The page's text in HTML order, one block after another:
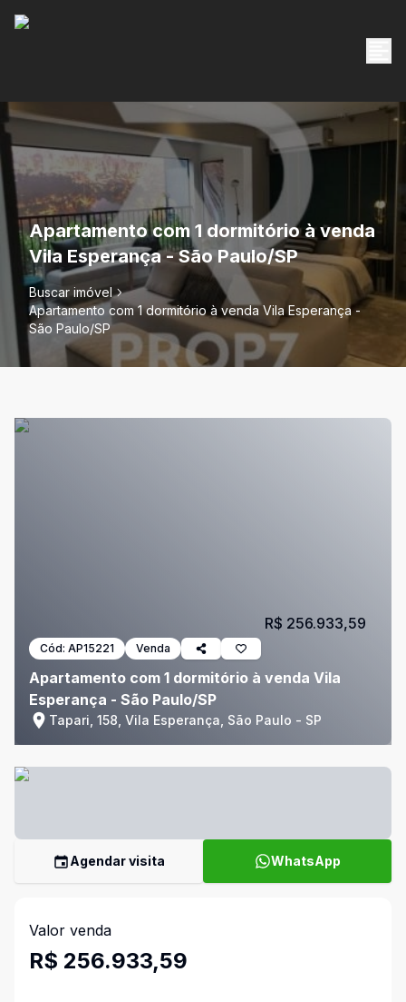
Apartamento com 1 dormitório à venda
Vila Esperança - São Paulo/SP
Buscar imóvel
Apartamento com 1 dormitório à venda Vila Esperança -
São Paulo/SP
Cód: AP15221 Venda
Apartamento com 1 dormitório à venda Vila
Esperança - São Paulo/SP
Tapari, 158, Vila Esperança, São Paulo - SP
R$ 256.933,59
Agendar visita WhatsApp
Valor venda
R$ 256.933,59